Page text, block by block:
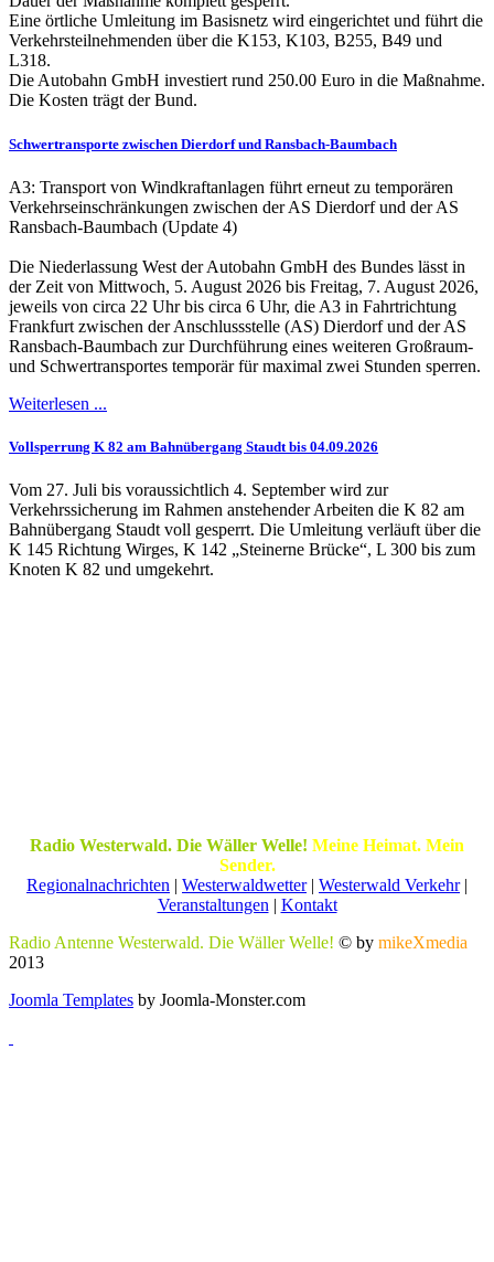
Eine örtliche Umleitung im Basisnetz wird eingerichtet und führt die
Verkehrsteilnehmenden über die K153, K103, B255, B49 und
L318.
Die Autobahn GmbH investiert rund 250.00 Euro in die Maßnahme.
Die Kosten trägt der Bund.
Schwertransporte zwischen Dierdorf und Ransbach-Baumbach
A3: Transport von Windkraftanlagen führt erneut zu temporären
Verkehrseinschränkungen zwischen der AS Dierdorf und der AS
Ransbach-Baumbach (Update 4)
Die Niederlassung West der Autobahn GmbH des Bundes lässt in
der Zeit von Mittwoch, 5. August 2026 bis Freitag, 7. August 2026,
jeweils von circa 22 Uhr bis circa 6 Uhr, die A3 in Fahrtrichtung
Frankfurt zwischen der Anschlussstelle (AS) Dierdorf und der AS
Ransbach-Baumbach zur Durchführung eines weiteren Großraum-
und Schwertransportes temporär für maximal zwei Stunden sperren.
Weiterlesen ...
Vollsperrung K 82 am Bahnübergang Staudt bis 04.09.2026
Vom 27. Juli bis voraussichtlich 4. September wird zur
Verkehrssicherung im Rahmen anstehender Arbeiten die K 82 am
Bahnübergang Staudt voll gesperrt. Die Umleitung verläuft über die
K 145 Richtung Wirges, K 142 „Steinerne Brücke“, L 300 bis zum
Knoten K 82 und umgekehrt.
Radio Westerwald. Die Wäller Welle! Meine Heimat. Mein
Sender.
Regionalnachrichten | Westerwaldwetter| Westerwald Verkehr|
Veranstaltungen | Kontakt
Radio Antenne Westerwald. Die Wäller Welle! © by mikeXmedia
2013
Joomla Templates by Joomla-Monster.com